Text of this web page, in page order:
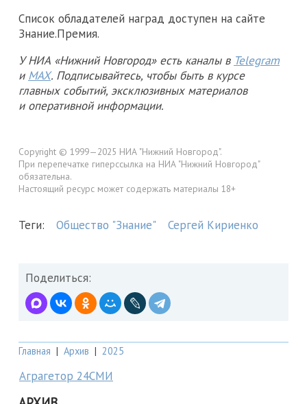
Список обладателей наград доступен на сайте
Знание.Премия.
У НИА «Нижний Новгород» есть каналы в Telegram
и MAX. Подписывайтесь, чтобы быть в курсе
главных событий, эксклюзивных материалов
и оперативной информации.
Copyright © 1999—2025 НИА "Нижний Новгород".
При перепечатке гиперссылка на НИА "Нижний Новгород"
обязательна.
Настоящий ресурс может содержать материалы 18+
Теги: Общество "Знание" Сергей Кириенко
Поделиться:
Главная | Архив | 2025
Аграгетор 24СМИ